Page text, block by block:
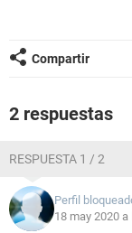
Mi ecografía
¿El padre es mi
Compartir
2 respuestas
RESPUESTA 1 / 2
Perfil
18 may 2020 a